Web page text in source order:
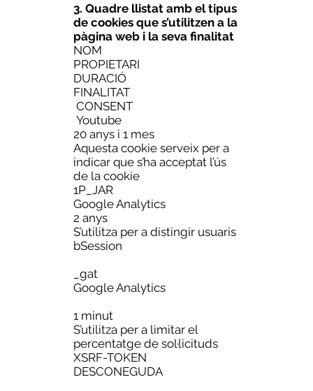
3. Quadre llistat amb el tipus
de cookies que s’utilitzen a la
pàgina web i la seva finalitat
NOM
PROPIETARI
DURACIÓ
FINALITAT
CONSENT
Youtube
20 anys i 1 mes
Aquesta cookie serveix per a
indicar que s’ha acceptat l’ús
de la cookie
1P_JAR
Google Analytics
2 anys
S’utilitza per a distingir usuaris
bSession
_gat
Google Analytics
1 minut
S’utilitza per a limitar el
percentatge de sol·licituds
XSRF-TOKEN
DESCONEGUDA